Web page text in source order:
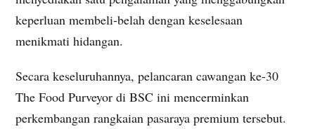
keperluan membeli-belah dengan keselesaan
menikmati hidangan.
Secara keseluruhannya, pelancaran cawangan ke-30
The Food Purveyor di BSC ini mencerminkan
perkembangan rangkaian pasaraya premium tersebut.